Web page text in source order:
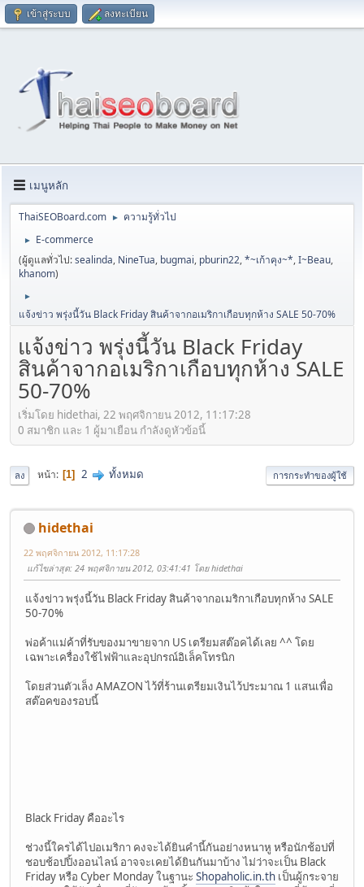
เข้าสู่ระบบ ลงทะเบียน
เมนูหลัก
ThaiSEOBoard.com ► ความรู้ทั่วไป
►
E-commerce
(ผู้ดูแลทั่วไป:sealinda, NineTua, bugmai, pburin22,*~เก้าคุง~*,I~Beau,
khanom)
►
แจ้งข่าว พรุ่งนี้วัน Black Friday สินค้าจากอเมริกาเกือบทุกห้าง SALE 50-70%
แจ้งข่าว พรุ่งนี้วัน Black Friday
สินค้าจากอเมริกาเกือบทุกห้าง SALE
50-70%
เริ่มโดย hidethai, 22 พฤศจิกายน 2012, 11:17:28
0 สมาชิก และ 1 ผู้มาเยือน กำลังดูหัวข้อนี้
ลง หน้า 1 2 ทั้งหมด การกระทำของผู้ใช้
hidethai
22 พฤศจิกายน 2012, 11:17:28
แก้ไขล่าสุด: 24 พฤศจิกายน 2012, 03:41:41 โดย hidethai
แจ้งข่าว พรุ่งนี้วัน Black Friday สินค้าจากอเมริกาเกือบทุกห้าง SALE
50-70%
พ่อค้าแม่ค้าที่รับของมาขายจาก US เตรียมสต๊อคได้เลย ^^ โดย
เฉพาะเครื่องใช้ไฟฟ้าและอุปกรณ์อิเล็คโทรนิก
โดยส่วนตัวเล็ง AMAZON ไว้ที่ร้านเตรียมเงินไว้ประมาณ 1 แสนเพื่อ
สต๊อคของรอบนี้
Black Friday คืออะไร
ช่วงนี้ใครได้ไปอเมริกา คงจะได้ยินคำนี้กันอย่างหนาหู หรือนักช้อปที่
ชอบช้อปปิ้งออนไลน์ อาจจะเคยได้ยินกันมาบ้าง ไม่ว่าจะเป็น Black
Friday หรือ Cyber Monday ในฐานะ Shopaholic.in.th เป็นผู้กระจาย